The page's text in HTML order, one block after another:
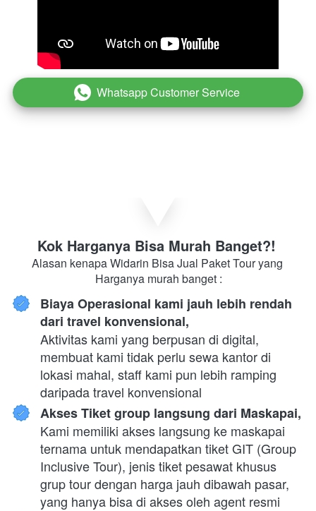
` Whatsapp Customer Service
Kok Harganya Bisa Murah Banget?!
Alasan kenapa Widarin Bisa Jual Paket Tour yang
Harganya murah banget :
Biaya Operasional kami jauh lebih rendah
dari travel konvensional,
Aktivitas kami yang berpusan di digital,
membuat kami tidak perlu sewa kantor di
lokasi mahal, staff kami pun lebih ramping
daripada travel konvensional
Akses Tiket group langsung dari Maskapai,
Kami memiliki akses langsung ke maskapai
ternama untuk mendapatkan tiket GIT (Group
Inclusive Tour), jenis tiket pesawat khusus
grup tour dengan harga jauh dibawah pasar,
yang hanya bisa di akses oleh agent resmi